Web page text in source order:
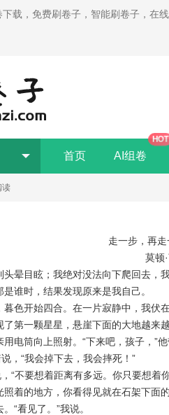
载，免费刷卷子，智能刷卷子，在
首页 AI组卷
HOT
读
走一步，再
莫顿
目眩；我绝对没法向下爬回去，
谁时，结果发现原来是我自己。
开始四合。在一片寂静中，我伏
一颗星星，悬崖下面的大地越来
电筒向上照射。“下来吧，孩子，”
“我会掉下去，我会摔死！”
不要想着距离有多远。你只要想着
着的地方，你看得见就在石架下面
看见了。”我说。